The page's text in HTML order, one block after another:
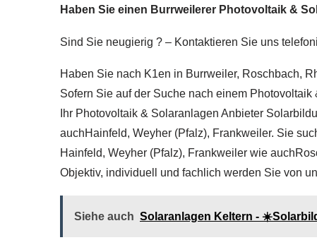
Haben Sie einen Burrweilerer Photovoltaik &
Sind Sie neugierig ? – Kontaktieren Sie uns
Haben Sie nach K1en in Burrweiler, Roschbach,
Sofern Sie auf der Suche nach einem
Ihr Photovoltaik & Solaranlagen Anbieter
auchHainfeld, Weyher (Pfalz), Frankweiler. Sie
Hainfeld, Weyher (Pfalz), Frankweiler wie
Objektiv, individuell und fachlich werden Sie von
Siehe auch Solaranlagen Keltern -